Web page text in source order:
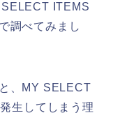
ITEMS
調べてみまし
、MY SELECT
生してしまう理